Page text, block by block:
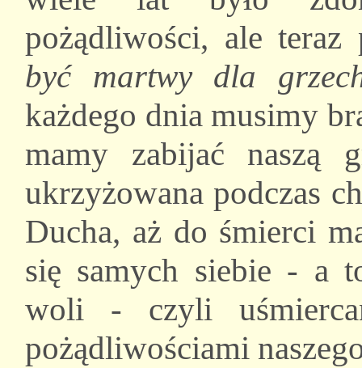
pożądliwości, ale
być martwy dla
każdego dnia musimy
mamy zabijać naszą
ukrzyżowana podczas
Ducha, aż do śmierci
się samych siebie - a
woli - czyli
pożądliwościami